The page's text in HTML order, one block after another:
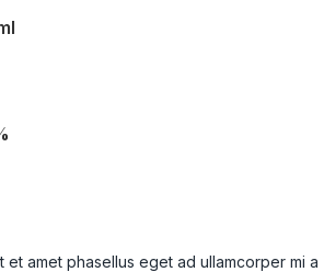
et amet phasellus eget ad ullamcorper mi a